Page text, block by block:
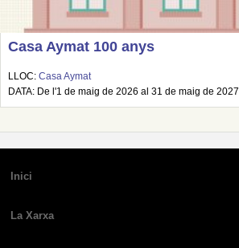
Casa Aymat 100 anys
LLOC: Casa Aymat
DATA: De l'1 de maig de 2026 al 31 de maig de 2027
Inici
La Xarxa